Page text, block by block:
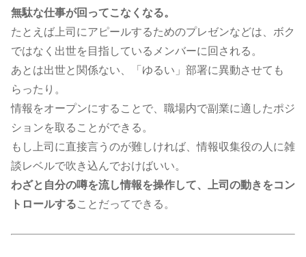
無駄な仕事が回ってこなくなる。
たとえば上司にアピールするためのプレゼンなどは、ボク
ではなく出世を目指しているメンバーに回される。
あとは出世と関係ない、「ゆるい」部署に異動させても
らったり。
情報をオープンにすることで、職場内で副業に適したポジ
ションを取ることができる。
もし上司に直接言うのが難しければ、情報収集役の人に雑
談レベルで吹き込んでおけばいい。
わざと自分の噂を流し情報を操作して、上司の動きをコン
トロールすることだってできる。​​​